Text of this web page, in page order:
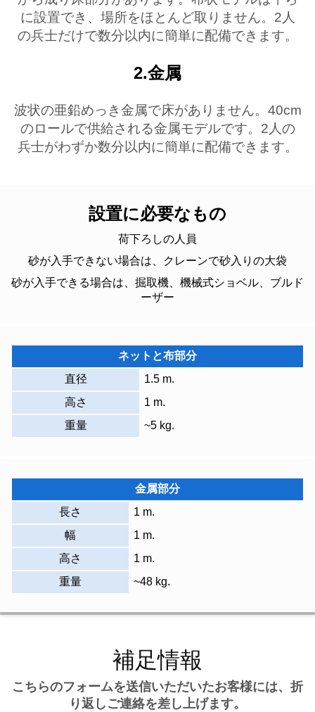
に設置でき、場所をほとんど取りません。2人
の兵士だけで数分以内に簡単に配備できます。
2.金属
波状の亜鉛めっき金属で床がありません。40cm
のロールで供給される金属モデルです。2人の
兵士がわずか数分以内に簡単に配備できます。
設置に必要なもの
荷下ろしの人員
砂が入手できない場合は、クレーンで砂入りの大袋
砂が入手できる場合は、掘取機、機械式ショベル、ブルド
ーザー
ネットと布部分
直径
1.5 m.
高さ
1 m.
重量
~5 kg.
金属部分
長さ
1 m.
幅
1 m.
高さ
1 m.
重量
~48 kg.
補足情報
こちらのフォームを送信いただいたお客様には、折
り返しご連絡を差し上げます。